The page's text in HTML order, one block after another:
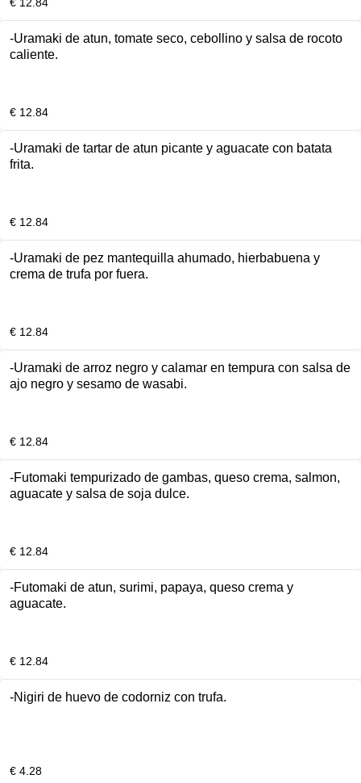
-Uramaki de atun, tomate seco, cebollino y salsa de rocoto
caliente.
€ 12.84
-Uramaki de tartar de atun picante y aguacate con batata
frita.
€ 12.84
-Uramaki de pez mantequilla ahumado, hierbabuena y
crema de trufa por fuera.
€ 12.84
-Uramaki de arroz negro y calamar en tempura con salsa de
ajo negro y sesamo de wasabi.
€ 12.84
-Futomaki tempurizado de gambas, queso crema, salmon,
aguacate y salsa de soja dulce.
€ 12.84
-Futomaki de atun, surimi, papaya, queso crema y
aguacate.
€ 12.84
-Nigiri de huevo de codorniz con trufa.
€ 4.28